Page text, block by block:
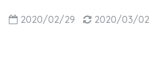
2020/02/29 2020/03/02